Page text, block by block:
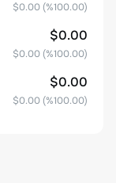
$0.00 (%100.00)
$0.00
$0.00 (%100.00)
$0.00
$0.00 (%100.00)